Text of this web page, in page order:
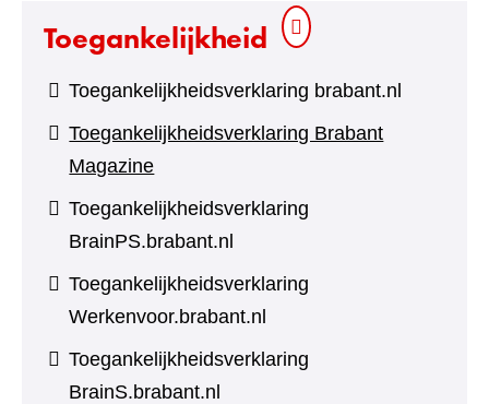
Toegankelijkheid
Toegankelijkheidsverklaring brabant.nl
Toegankelijkheidsverklaring Brabant
Magazine
Toegankelijkheidsverklaring
BrainPS.brabant.nl
Toegankelijkheidsverklaring
Werkenvoor.brabant.nl
Toegankelijkheidsverklaring
BrainS.brabant.nl